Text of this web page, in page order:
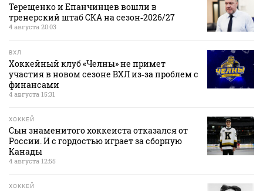
Терещенко и Епанчинцев вошли в
тренерский штаб СКА на сезон‑2026/27
4 августа 20:03
ВХЛ
Хоккейный клуб «Челны» не примет
участия в новом сезоне ВХЛ из‑за проблем с
финансами
4 августа 15:31
ХОККЕЙ
Сын знаменитого хоккеиста отказался от
России. И с гордостью играет за сборную
Канады
4 августа 12:55
ХОККЕЙ